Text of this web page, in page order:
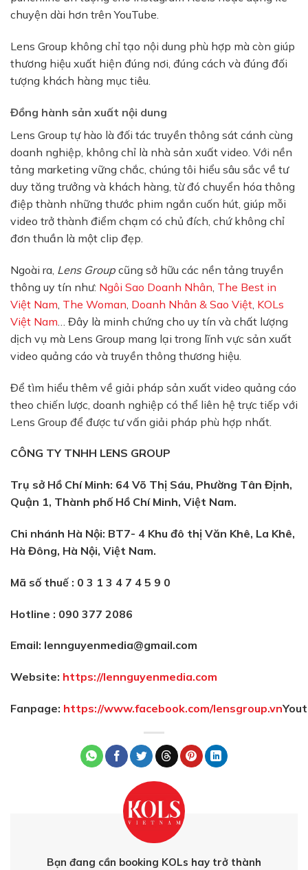
chuyện dài hơn trên YouTube.
Lens Group không chỉ tạo nội dung phù hợp mà còn giúp
thương hiệu xuất hiện đúng nơi, đúng cách và đúng đối
tượng khách hàng mục tiêu.
Đồng hành sản xuất nội dung
Lens Group tự hào là đối tác truyền thông sát cánh cùng
doanh nghiệp, không chỉ là nhà sản xuất video. Với nền
tảng marketing vững chắc, chúng tôi hiểu sâu sắc về tư
duy tăng trưởng và khách hàng, từ đó chuyển hóa thông
điệp thành những thước phim ngắn cuốn hút, giúp mỗi
video trở thành điểm chạm có chủ đích, chứ không chỉ
đơn thuần là một clip đẹp.
Ngoài ra, Lens Group cũng sở hữu các nền tảng truyền
thông uy tín như: Ngôi Sao Doanh Nhân The Best in
Việt Nam The Woman Doanh Nhân & Sao Việt KOLs
Việt Nam … Đây là minh chứng cho uy tín và chất lượng
dịch vụ mà Lens Group mang lại trong lĩnh vực sản xuất
video quảng cáo và truyền thông thương hiệu.
Để tìm hiểu thêm về giải pháp sản xuất video quảng cáo
theo chiến lược, doanh nghiệp có thể liên hệ trực tiếp với
Lens Group để được tư vấn giải pháp phù hợp nhất.
CÔNG TY TNHH LENS GROUP
Trụ sở Hồ Chí Minh: 64 Võ Thị Sáu, Phường Tân Định,
Quận 1, Thành phố Hồ Chí Minh, Việt Nam.
Chi nhánh Hà Nội: BT7- 4 Khu đô thị Văn Khê, La Khê,
Hà Đông, Hà Nội, Việt Nam.
Mã số thuế : 0 3 1 3 4 7 4 5 9 0
Hotline : 090 377 2086
Email: lennguyenmedia@gmail.com
Website: https://lennguyenmedia.com
Fanpage: https://www.facebook.com/lensgroup.vn
Bạn đang cần booking KOLs hay trở thành